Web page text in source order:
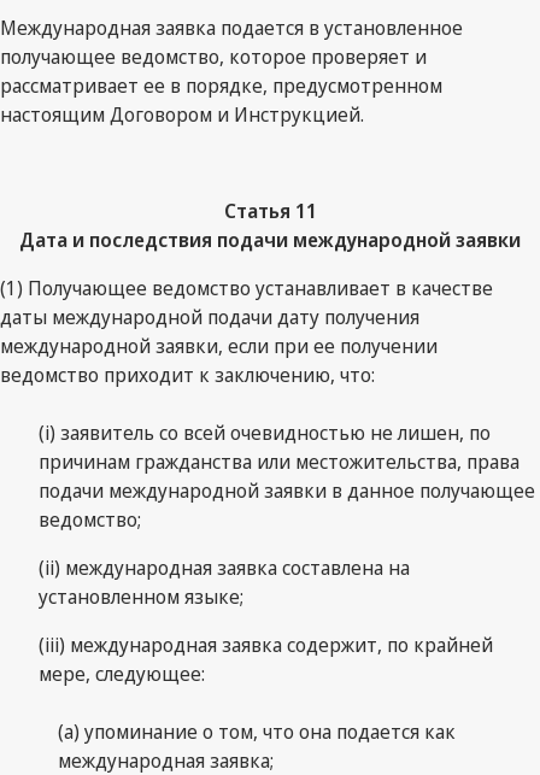
Международная заявка подается в установленное
получающее ведомство, которое проверяет и
рассматривает ее в порядке, предусмотренном
настоящим Договором и Инструкцией.
Статья 11
Дата и последствия подачи международной заявки
(1) Получающее ведомство устанавливает в качестве
даты международной подачи дату получения
международной заявки, если при ее получении
ведомство приходит к заключению, что:
(i) заявитель со всей очевидностью не лишен, по
причинам гражданства или местожительства, права
подачи международной заявки в данное получающее
ведомство;
(ii) международная заявка составлена на
установленном языке;
(iii) международная заявка содержит, по крайней
мере, следующее:
(a) упоминание о том, что она подается как
международная заявка;